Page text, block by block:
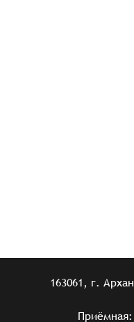
163061, г.
Приёмная: